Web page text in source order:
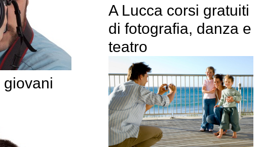
A Lucca corsi gratuiti
di fotografia, danza e
teatro